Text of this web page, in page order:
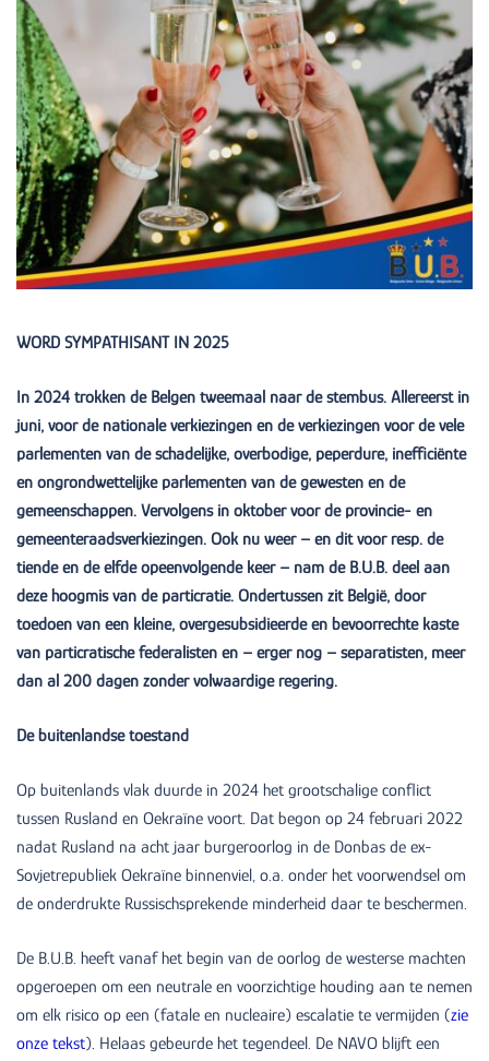
WORD SYMPATHISANT IN 2025
In 2024 trokken de Belgen tweemaal naar de stembus. Allereerst in
juni, voor de nationale verkiezingen en de verkiezingen voor de vele
parlementen van de schadelijke, overbodige, peperdure, inefficiënte
en ongrondwettelijke parlementen van de gewesten en de
gemeenschappen. Vervolgens in oktober voor de provincie- en
gemeenteraadsverkiezingen. Ook nu weer – en dit voor resp. de
tiende en de elfde opeenvolgende keer – nam de B.U.B. deel aan
deze hoogmis van de particratie. Ondertussen zit België, door
toedoen van een kleine, overgesubsidieerde en bevoorrechte kaste
van particratische federalisten en – erger nog – separatisten, meer
dan al 200 dagen zonder volwaardige regering.
De buitenlandse toestand
Op buitenlands vlak duurde in 2024 het grootschalige conflict
tussen Rusland en Oekraïne voort. Dat begon op 24 februari 2022
nadat Rusland na acht jaar burgeroorlog in de Donbas de ex-
Sovjetrepubliek Oekraïne binnenviel, o.a. onder het voorwendsel om
de onderdrukte Russischsprekende minderheid daar te beschermen.
De B.U.B. heeft vanaf het begin van de oorlog de westerse machten
opgeroepen om een neutrale en voorzichtige houding aan te nemen
om elk risico op een (fatale en nucleaire) escalatie te vermijden (zie
onze tekst). Helaas gebeurde het tegendeel. De NAVO blijft een